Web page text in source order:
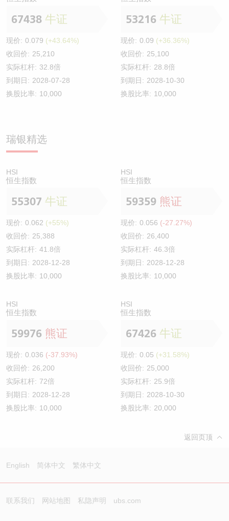
67438 牛证
现价: 0.079 (+43.64%)
收回价: 25,210
实际杠杆: 32.8倍
到期日: 2028-07-28
换股比率: 10,000
53216 牛证
现价: 0.09 (+36.36%)
收回价: 25,100
实际杠杆: 28.8倍
到期日: 2028-10-30
换股比率: 10,000
瑞银精选
HSI
恒生指数
55307 牛证
现价: 0.062 (+55%)
收回价: 25,388
实际杠杆: 41.8倍
到期日: 2028-12-28
换股比率: 10,000
HSI
恒生指数
59359 熊证
现价: 0.056 (-27.27%)
收回价: 26,400
实际杠杆: 46.3倍
到期日: 2028-12-28
换股比率: 10,000
HSI
恒生指数
59976 熊证
现价: 0.036 (-37.93%)
收回价: 26,200
实际杠杆: 72倍
到期日: 2028-12-28
换股比率: 10,000
HSI
恒生指数
67426 牛证
现价: 0.05 (+31.58%)
收回价: 25,000
实际杠杆: 25.9倍
到期日: 2028-10-30
换股比率: 20,000
返回页顶
English 简体中文 繁体中文
联系我们 网站地图 私隐声明 ubs.com